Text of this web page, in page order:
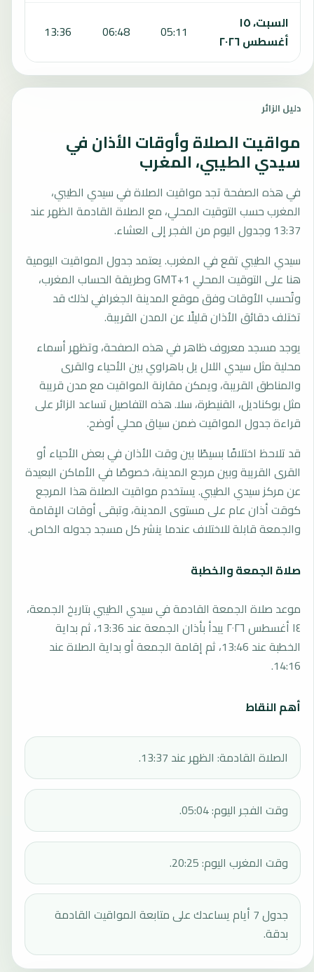
السبت، ١٥
أغسطس ٢٠٢٦
05:11
06:48
13:36
دليل الزائر
مواقيت الصلاة وأوقات الأذان في
سيدي الطيبي، المغرب
في هذه الصفحة تجد مواقيت الصلاة في سيدي الطيبي،
المغرب حسب التوقيت المحلي، مع الصلاة القادمة الظهر عند
13:37 وجدول اليوم من الفجر إلى العشاء.
سيدي الطيبي تقع في المغرب. يعتمد جدول المواقيت اليومية
هنا على التوقيت المحلي GMT+1 وطريقة الحساب المغرب،
وتُحسب الأوقات وفق موقع المدينة الجغرافي لذلك قد
تختلف دقائق الأذان قليلًا عن المدن القريبة.
يوجد مسجد معروف ظاهر في هذه الصفحة، وتظهر أسماء
محلية مثل سيدي اللال يل باهراوي بين الأحياء والقرى
والمناطق القريبة، ويمكن مقارنة المواقيت مع مدن قريبة
مثل بوكناديل، القنيطرة، سلا. هذه التفاصيل تساعد الزائر على
قراءة جدول المواقيت ضمن سياق محلي أوضح.
قد تلاحظ اختلافًا بسيطًا بين وقت الأذان في بعض الأحياء أو
القرى القريبة وبين مرجع المدينة، خصوصًا في الأماكن البعيدة
عن مركز سيدي الطيبي. يستخدم مواقيت الصلاة هذا المرجع
كوقت أذان عام على مستوى المدينة، وتبقى أوقات الإقامة
والجمعة قابلة للاختلاف عندما ينشر كل مسجد جدوله الخاص.
صلاة الجمعة والخطبة
موعد صلاة الجمعة القادمة في سيدي الطيبي بتاريخ الجمعة،
١٤ أغسطس ٢٠٢٦ يبدأ بأذان الجمعة عند 13:36، ثم بداية
الخطبة عند 13:46، ثم إقامة الجمعة أو بداية الصلاة عند
14:16.
أهم النقاط
الصلاة القادمة: الظهر عند 13:37.
وقت الفجر اليوم: 05:04.
وقت المغرب اليوم: 20:25.
جدول 7 أيام يساعدك على متابعة المواقيت القادمة
بدقة.